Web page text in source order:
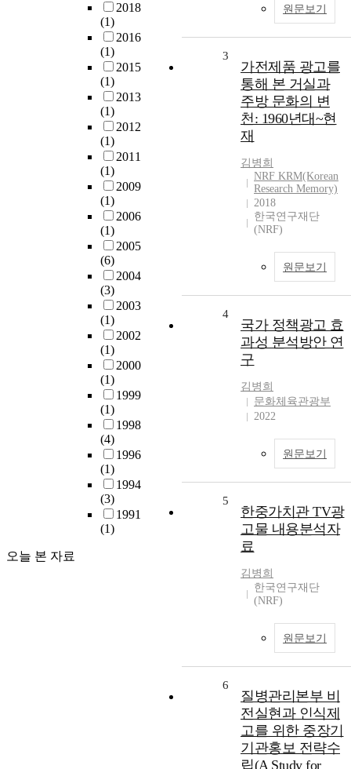
2018
(1)
2016
(1)
2015
(1)
2013
(1)
2012
(1)
2011
(1)
2009
(1)
2006
(1)
2005
(6)
2004
(3)
2003
(1)
2002
(1)
2000
(1)
1999
(1)
1998
(4)
1996
(1)
1994
(3)
1991
(1)
오늘 본 자료
원문보기
3
가전제품 광고를
통해 본 거실과
주방 문화의 변
천: 1960년대~현
재
김병희
NRF KRM(Korean
Research Memory)
2018
한국연구재단
(NRF)
원문보기
4
국가 정책광고 효
과성 분석방안 연
구
김병희
문화체육관광부
2022
원문보기
5
한중가치관 TV광
고물 내용분석자
료
김병희
한국연구재단
(NRF)
원문보기
6
질병관리본부 비
전실현과 인식제
고를 위한 중장기
기관홍보 전략수
립(A Study for